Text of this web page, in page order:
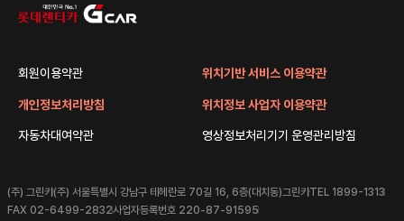
회원이용약관
개인정보처리방침
자동차대여약관
위치기반 서비스 이용약관
위치정보 사업자 이용약관
영상정보처리기기 운영관리방침
(주) 그린카 (주) 서울특별시 강남구 테헤란로 70길 16, 6층(대치동)그린카 TEL 1899-1313
FAX 02-6499-2832사업자등록번호 220-87-91595